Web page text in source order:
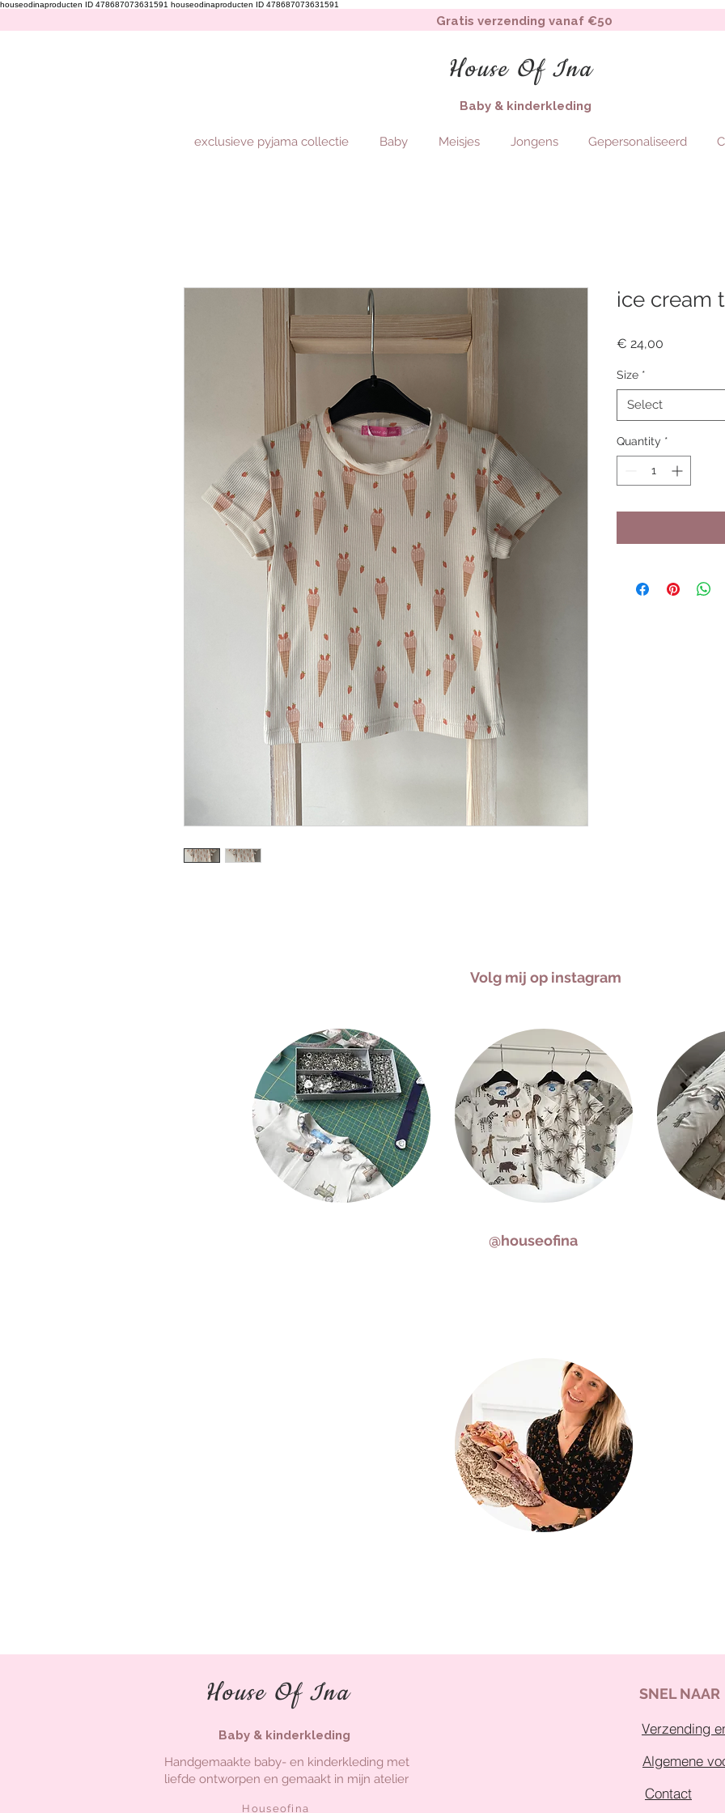
houseodinaproducten ID 478687073631591 houseodinaproducten ID 478687073631591
Gratis verzending vanaf €50
House Of Ina
Baby & kinderkleding
exclusieve pyjama collectie Baby Meisjes Jongens Gepersonaliseerd
ice cream
€ 24,00
Size *
Select
Quantity *
Volg mij op instagram
@houseofina
House Of Ina
Baby & kinderkleding
Handgemaakte baby- en kinderkleding met
liefde ontworpen en gemaakt in mijn atelier
Houseofina
SNEL NAAR
Verzending
Algemene
Contact